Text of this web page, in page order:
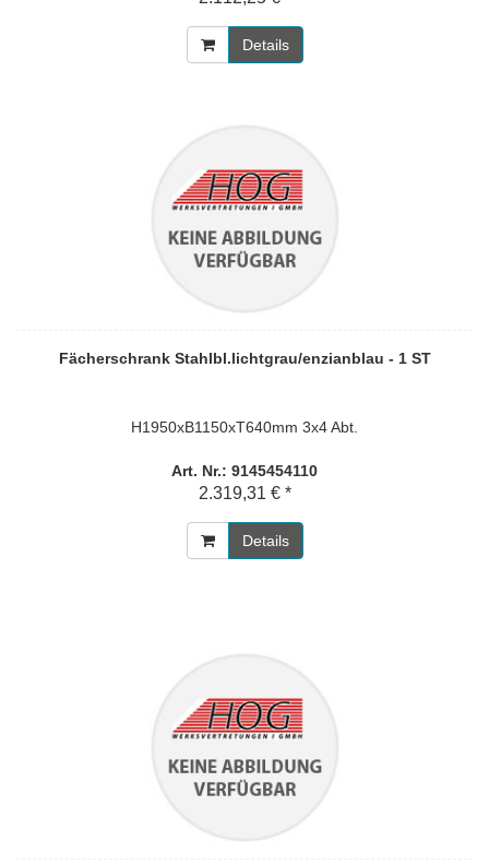
Details
Fächerschrank Stahlbl.lichtgrau/enzianblau - 1 ST
H1950xB1150xT640mm 3x4 Abt.
Art. Nr.: 9145454110
2.319,31 € *
Details